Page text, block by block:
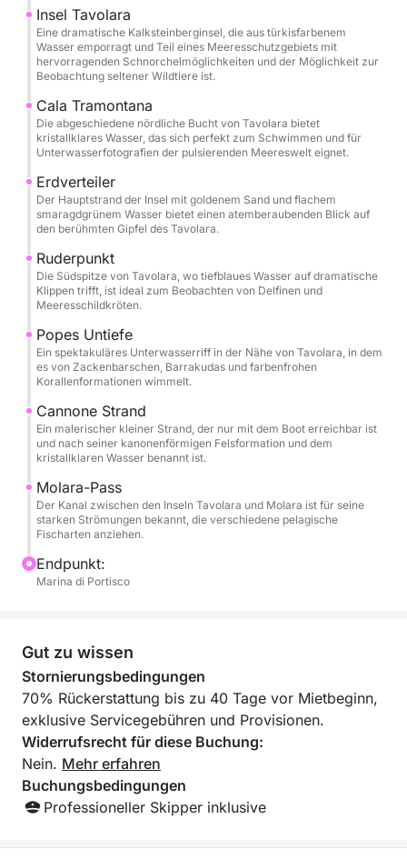
entlang der Nordostküste Sardiniens. Sie erreichen
die majestätische Tavolara, einen dramatischen
Kalksteinberg, der sich aus smaragdgrünem Wasser
erhebt. Dieses geschützte Meeresgebiet bietet einige
der unberührtesten Bade- und Schnorchelplätze des
Mittelmeers mit lebendiger Unterwasserwelt und
kristallklarer Sicht. Ankern Sie in abgelegenen
Buchten, um zu schwimmen, an Deck zu sonnen
oder die einzigartige Landschaft der Insel zu
erkunden.
Obwohl keine spezifischen Annehmlichkeiten
aufgeführt sind, garantieren die Premium-
Ausstattung und die aufmerksame Crew der Yacht
gemütliches Mittagessen an Bord (mitbringen oder
Catering organisieren) oder einen aktiven Tag auf
dem Wasser bevorzugen. Die großzügige
Raumaufteilung des Bootes sorgt für Komfort und
Entspannung zwischen den Abenteuern.
Abenteuer suchen. Er bietet die perfekte
Kombination aus Sardiniens natürlicher Schönheit
und Fünf-Sterne-Service. Buchen Sie jetzt für einen
Tag voller Luxus, Privatsphäre und atemberaubender
Landschaft.
Insel Tavolara
Eine dramatische Kalksteinberginsel, die aus türkisfarbenem
Wasser emporragt und Teil eines Meeresschutzgebiets mit
hervorragenden Schnorchelmöglichkeiten und der Möglichkeit zur
Beobachtung seltener Wildtiere ist.
Cala Tramontana
Die abgeschiedene nördliche Bucht von Tavolara bietet
kristallklares Wasser, das sich perfekt zum Schwimmen und für
Unterwasserfotografien der pulsierenden Meereswelt eignet.
Erdverteiler
Der Hauptstrand der Insel mit goldenem Sand und flachem
smaragdgrünem Wasser bietet einen atemberaubenden Blick auf
den berühmten Gipfel des Tavolara.
Ruderpunkt
Die Südspitze von Tavolara, wo tiefblaues Wasser auf dramatische
Klippen trifft, ist ideal zum Beobachten von Delfinen und
Meeresschildkröten.
Popes Untiefe
Ein spektakuläres Unterwasserriff in der Nähe von Tavolara, in dem
es von Zackenbarschen, Barrakudas und farbenfrohen
Korallenformationen wimmelt.
Cannone Strand
Ein malerischer kleiner Strand, der nur mit dem Boot erreichbar ist
und nach seiner kanonenförmigen Felsformation und dem
kristallklaren Wasser benannt ist.
Molara-Pass
Der Kanal zwischen den Inseln Tavolara und Molara ist für seine
starken Strömungen bekannt, die verschiedene pelagische
Fischarten anziehen.
Endpunkt:
Marina di Portisco
Gut zu wissen
Stornierungsbedingungen
70% Rückerstattung bis zu 40 Tage vor Mietbeginn,
exklusive Servicegebühren und Provisionen.
Widerrufsrecht für diese Buchung:
Nein. Mehr erfahren
Buchungsbedingungen
Professioneller Skipper inklusive